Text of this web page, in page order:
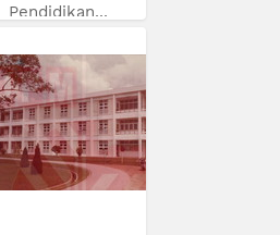
Pendidikan...